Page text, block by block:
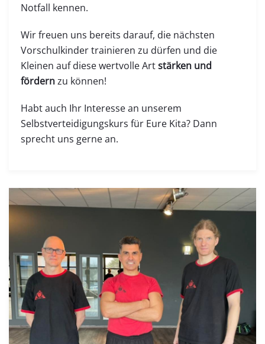
Notfall kennen.
Wir freuen uns bereits darauf, die nächsten
Vorschulkinder trainieren zu dürfen und die
Kleinen auf diese wertvolle Artstärken und
fördernzu können!
Habt auch Ihr Interesse an unserem
Selbstverteidigungskurs für Eure Kita? Dann
sprecht uns gerne an.